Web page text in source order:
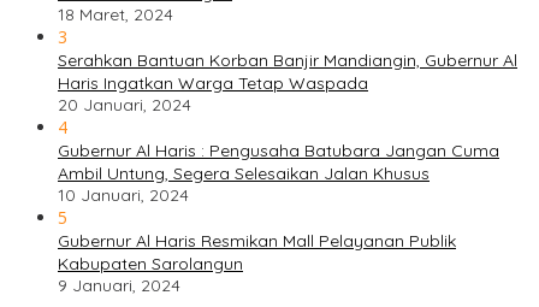
18 Maret, 2024
3
Serahkan Bantuan Korban Banjir Mandiangin, Gubernur Al
Haris Ingatkan Warga Tetap Waspada
20 Januari, 2024
4
Gubernur Al Haris : Pengusaha Batubara Jangan Cuma
Ambil Untung, Segera Selesaikan Jalan Khusus
10 Januari, 2024
5
Gubernur Al Haris Resmikan Mall Pelayanan Publik
Kabupaten Sarolangun
9 Januari, 2024